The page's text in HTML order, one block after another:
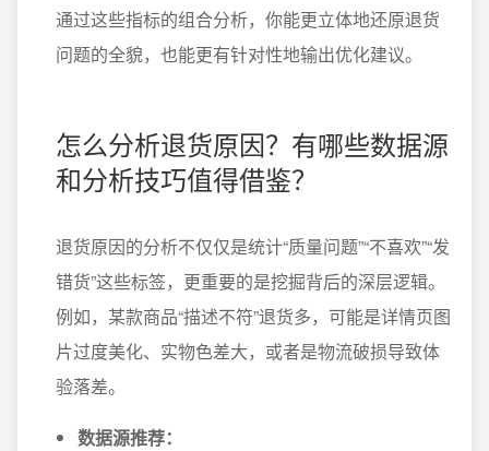
通过这些指标的组合分析，你能更立体地还原退货
问题的全貌，也能更有针对性地输出优化建议。
怎么分析退货原因？有哪些数据源
和分析技巧值得借鉴？
退货原因的分析不仅仅是统计“质量问题”“不喜欢”“发
错货”这些标签，更重要的是挖掘背后的深层逻辑。
例如，某款商品“描述不符”退货多，可能是详情页图
片过度美化、实物色差大，或者是物流破损导致体
验落差。
数据源推荐：